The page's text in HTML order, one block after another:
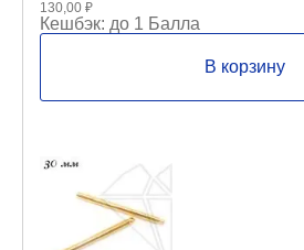
130,00 ₽
Кешбэк: до 1 Балла
В корзину